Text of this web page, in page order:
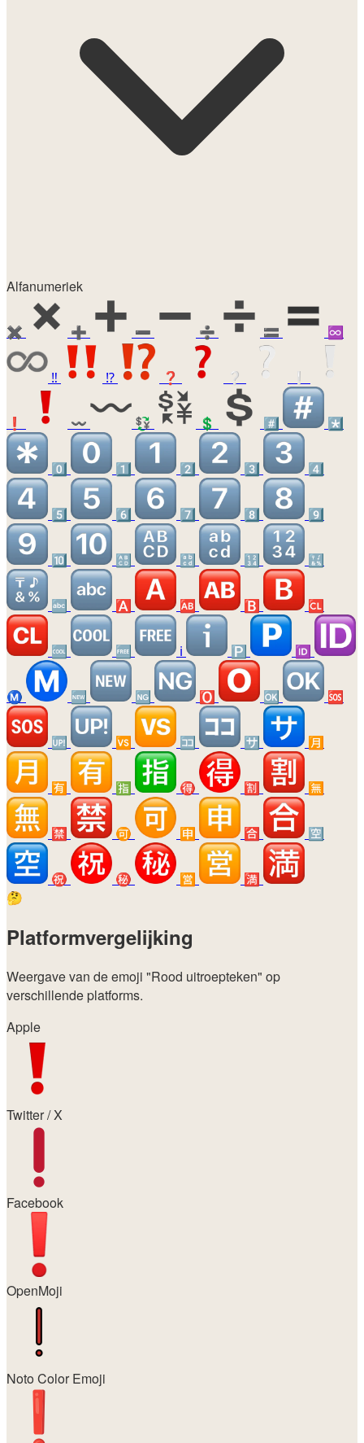
Alfanumeriek
✖️ ➕ ➖ ➗ 🟰 ♾️
‼️ ⁉️ ❓ ❔ ❕
❗ 〰️ 💱 💲 #️⃣ *️⃣
0️⃣ 1️⃣ 2️⃣ 3️⃣ 4️⃣
5️⃣ 6️⃣ 7️⃣ 8️⃣ 9️⃣
🔟 🔠 🔡 🔢 🔣
🔤 🅰️ 🆎 🅱️ 🆑
🆒 🆓 ℹ️ 🅿️ 🆔
Ⓜ️ 🆕 🆖 🅾️ 🆗 🆘
🆙 🆚 🈁 🈂️ 🈷️
🈶 🈯 🉐 🈹 🈚
🈲 🉑 🈸 🈴 🈳
㊗️ ㊙️ 🈺
🈵
🤔
Platformvergelijking
Weergave van de emoji "Rood uitroepteken" op
verschillende platforms.
Apple
Twitter / X
Facebook
OpenMoji
Noto Color Emoji